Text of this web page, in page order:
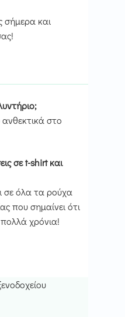
σήμερα και
;
ανθεκτικά στο
σε t-shirt και
σε όλα τα ρούχα
που σημαίνει ότι
πολλά χρόνια!